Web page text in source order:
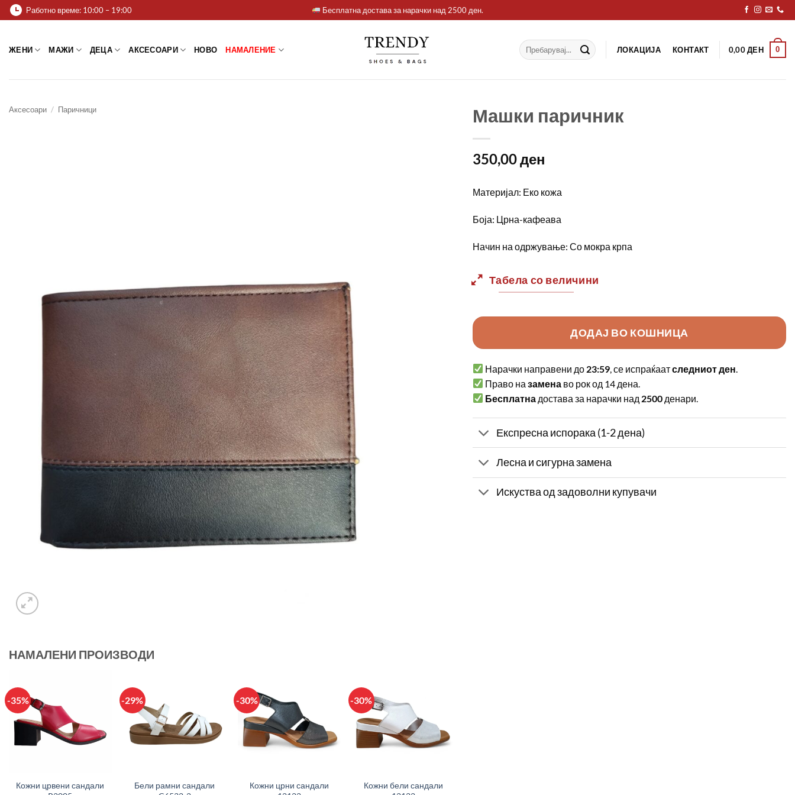
Skip
to
Работно време: 10:00 – 19:00 Бесплатна достава за нарачки над 2500 ден.
ЖЕНИ МАЖИ ДЕЦА АКСЕСОАРИ НОВО НАМАЛЕНИЕ
Барај
за:
ЛОКАЦИЈА КОНТАКТ 0,00ДЕН 0
Аксесоари / Паричници
НАМАЛЕНИ ПРОИЗВОДИ
-35%
Кожни црвени сандали
-29%
Бели рамни сандали
-30%
Кожни црни сандали
-30%
Кожни бели сандали
Машки паричник
350,00ден
Материјал: Еко кожа
Боја: Црна-кафеава
Начин на одржување: Со мокра крпа
Табела со величини
ДОДАЈ ВО КОШНИЦА
Нарачки направени до 23:59 , се испраќаатследниот ден
Право назамена во рок од 14 дена.
Бесплатна достава за нарачки над 2500 денари.
Експресна испорака (1-2 дена)
Лесна и сигурна замена
Искуства од задоволни купувачи